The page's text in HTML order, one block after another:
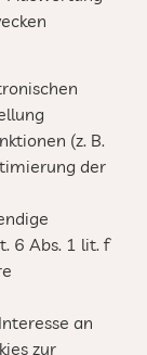
(z. B.
der
6 Abs. 1 lit. f
an
zur